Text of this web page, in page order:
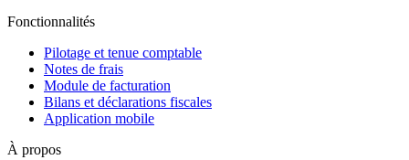
Fonctionnalités
Pilotage et tenue comptable
Notes de frais
Module de facturation
Bilans et déclarations fiscales
Application mobile
À propos